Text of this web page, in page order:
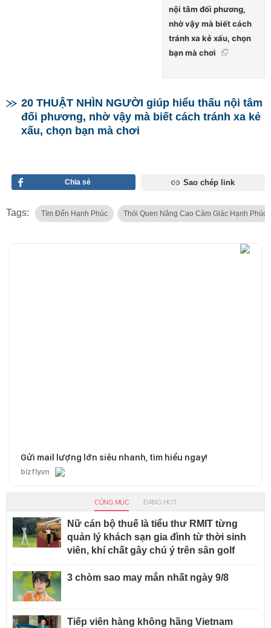
nội tâm đối phương,
nhờ vậy mà biết cách
tránh xa kẻ xấu, chọn
bạn mà chơi
20 THUẬT NHÌN NGƯỜI giúp hiểu thấu nội tâm
đối phương, nhờ vậy mà biết cách tránh xa kẻ
xấu, chọn bạn mà chơi
Chia sẻ Sao chép link
Tags: Tìm Đến Hạnh Phúc Thói Quen Nâng Cao Cảm Giác Hạnh Phúc
Gửi mail lượng lớn siêu nhanh, tìm hiểu ngay!
bizfly.vn
CÙNG MỤC ĐANG HOT
Nữ cán bộ thuế là tiểu thư RMIT từng
quản lý khách sạn gia đình từ thời sinh
viên, khí chất gây chú ý trên sân golf
3 chòm sao may mắn nhất ngày 9/8
Tiếp viên hàng không hãng Vietnam